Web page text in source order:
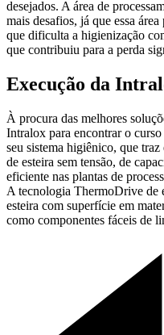
desejados. A área de
mais desafios, já que essa
que dificulta a higienização
que contribuiu para a perda
Execução da
À procura das melhores
Intralox para encontrar o
seu sistema higiênico, que
de esteira sem tensão, de
eficiente nas plantas de
A tecnologia ThermoDrive de
esteira com superfície em
como componentes fáceis de